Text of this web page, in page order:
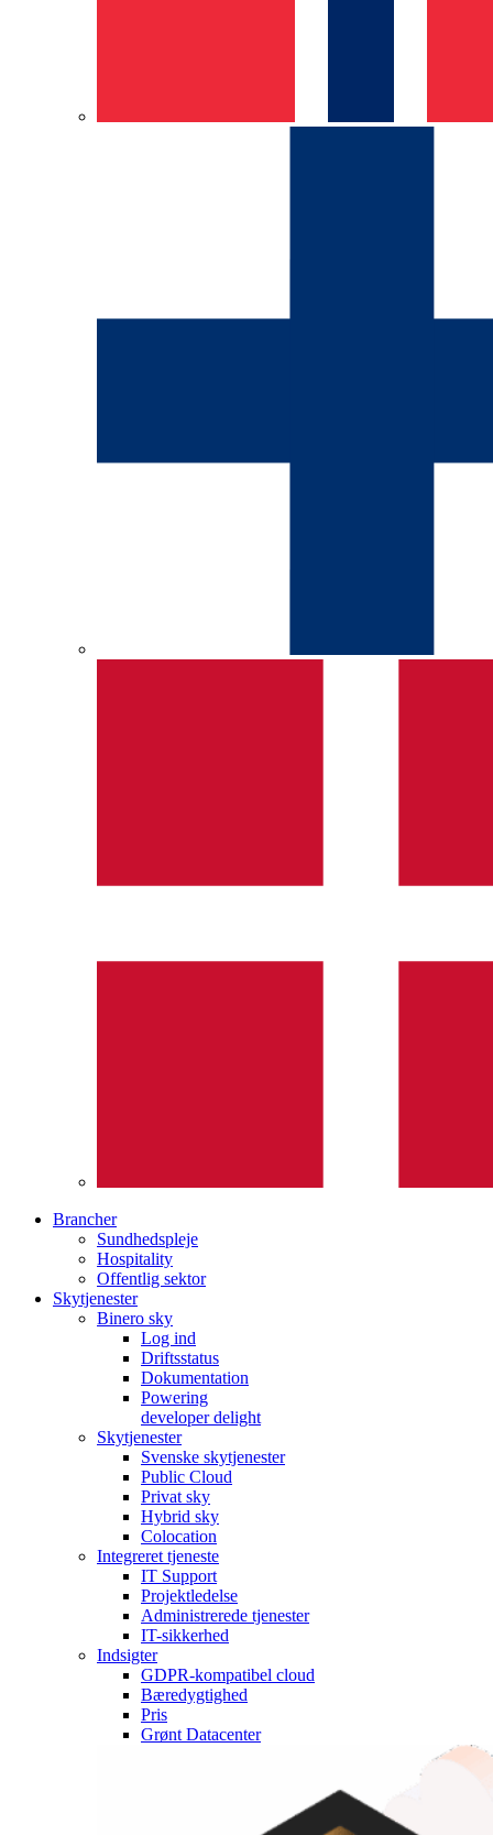
Brancher
Sundhedspleje
Hospitality
Offentlig sektor
Skytjenester
Binero sky
Log ind
Driftsstatus
Dokumentation
Powering
developer delight
Skytjenester
Svenske skytjenester
Public Cloud
Privat sky
Hybrid sky
Colocation
Integreret tjeneste
IT Support
Projektledelse
Administrerede tjenester
IT-sikkerhed
Indsigter
GDPR-kompatibel cloud
Bæredygtighed
Pris
Grønt Datacenter